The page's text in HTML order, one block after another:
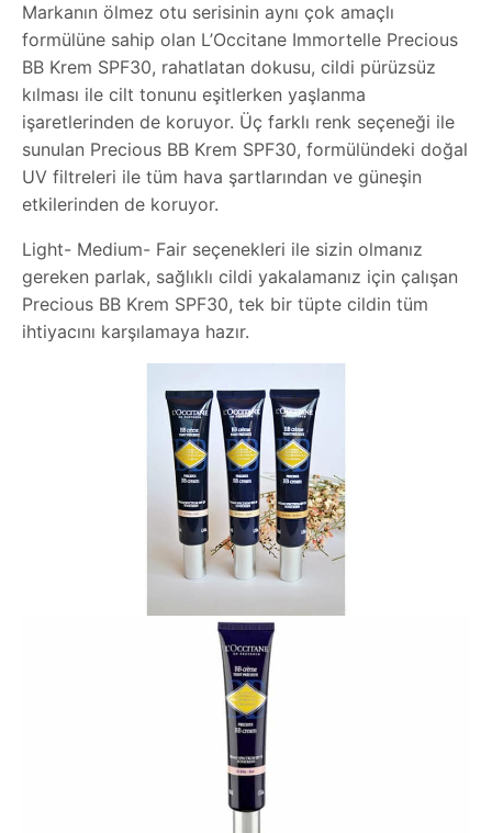
Markanın ölmez otu serisinin aynı çok amaçlı
formülüne sahip olan L’Occitane Immortelle Precious
BB Krem SPF30, rahatlatan dokusu, cildi pürüzsüz
kılması ile cilt tonunu eşitlerken yaşlanma
işaretlerinden de koruyor. Üç farklı renk seçeneği ile
sunulan Precious BB Krem SPF30, formülündeki doğal
UV filtreleri ile tüm hava şartlarından ve güneşin
etkilerinden de koruyor.
Light- Medium- Fair seçenekleri ile sizin olmanız
gereken parlak, sağlıklı cildi yakalamanız için çalışan
Precious BB Krem SPF30, tek bir tüpte cildin tüm
ihtiyacını karşılamaya hazır.